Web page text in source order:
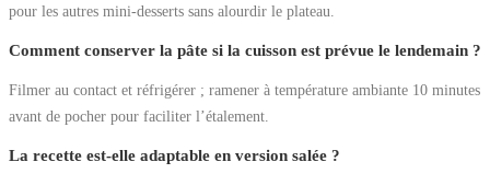
pour les autres mini-desserts sans alourdir le plateau.
Comment conserver la pâte si la cuisson est prévue le lendemain ?
Filmer au contact et réfrigérer ; ramener à température ambiante 10 minutes
avant de pocher pour faciliter l’étalement.
La recette est-elle adaptable en version salée ?